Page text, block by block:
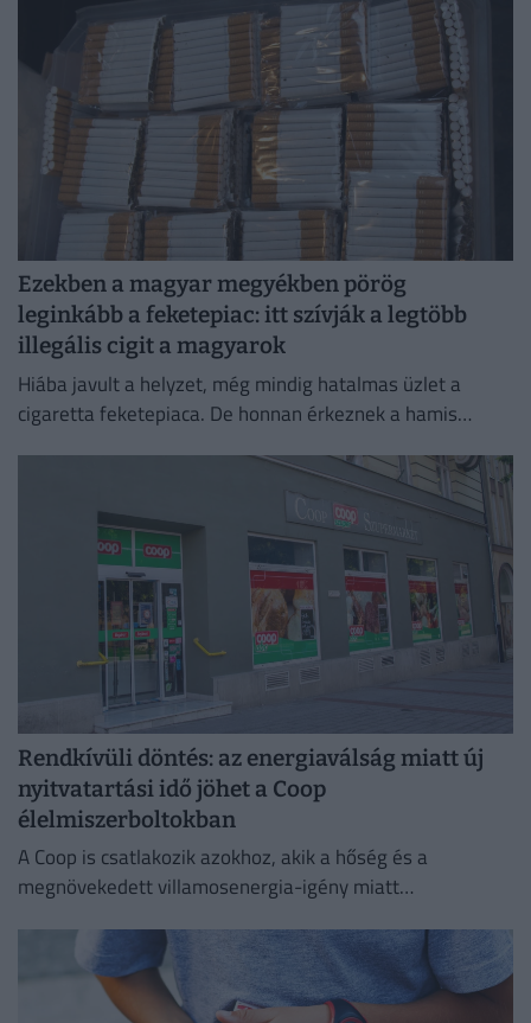
Ezekben a magyar megyékben pörög
leginkább a feketepiac: itt szívják a legtöbb
illegális cigit a magyarok
Hiába javult a helyzet, még mindig hatalmas üzlet a
cigaretta feketepiaca. De honnan érkeznek a hamis
Rendkívüli döntés: az energiaválság miatt új
nyitvatartási idő jöhet a Coop
élelmiszerboltokban
A Coop is csatlakozik azokhoz, akik a hőség és a
megnövekedett villamosenergia-igény miatt